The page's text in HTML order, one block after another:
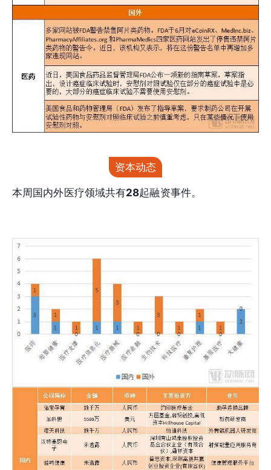
资本动态
本周国内外医疗领域共有28起融资事件。